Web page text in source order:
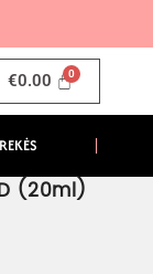
€0.00
(20ml)